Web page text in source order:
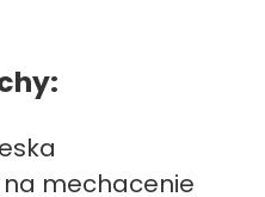
mechacenie